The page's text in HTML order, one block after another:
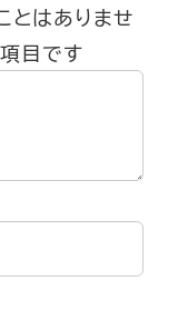
とはありませ
目です